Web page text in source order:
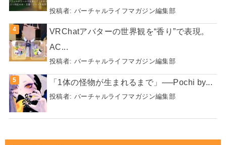
投稿者: バーチャルライフマガジン編集部
VRChatアバターの世界観を“香り”で表現。
AC...
投稿者: バーチャルライフマガジン編集部
「1体の怪物が生まれるまで」──Pochi by...
投稿者: バーチャルライフマガジン編集部